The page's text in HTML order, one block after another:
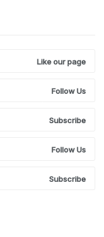
Like our page
Follow Us
Subscribe
Follow Us
Subscribe